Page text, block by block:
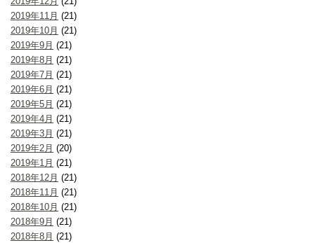
2019年11月 (21)
2019年10月 (21)
2019年9月 (21)
2019年8月 (21)
2019年7月 (21)
2019年6月 (21)
2019年5月 (21)
2019年4月 (21)
2019年3月 (21)
2019年2月 (20)
2019年1月 (21)
2018年12月 (21)
2018年11月 (21)
2018年10月 (21)
2018年9月 (21)
2018年8月 (21)